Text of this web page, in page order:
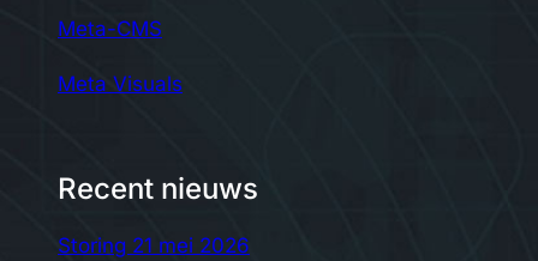
Meta-CMS
Meta Visuals
Recent nieuws
Storing 21 mei 2026